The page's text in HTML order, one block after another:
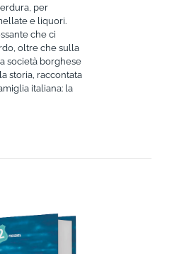
per
e liquori.
che ci
oltre che sulla
società borghese
storia, raccontata
italiana: la